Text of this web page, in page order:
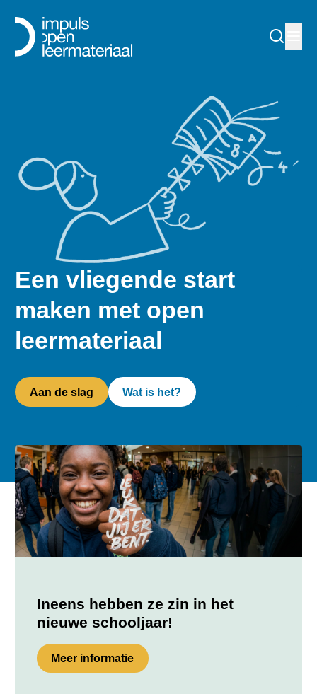
Een vliegende start
maken met open
leermateriaal
Aan de slag Wat is het?
Ineens hebben ze zin in het
nieuwe schooljaar!
Meer informatie